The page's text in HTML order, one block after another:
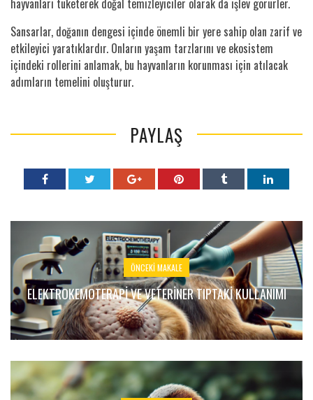
Sansarlar, doğanın dengesi içinde önemli bir yere sahip olan zarif ve
etkileyici yaratıklardır. Onların yaşam tarzlarını ve ekosistem
içindeki rollerini anlamak, bu hayvanların korunması için atılacak
adımların temelini oluşturur.
PAYLAŞ
ÖNCEKI MAKALE
ELEKTROKEMOTERAPI VE VETERINER TIPTAKI KULLANIMI